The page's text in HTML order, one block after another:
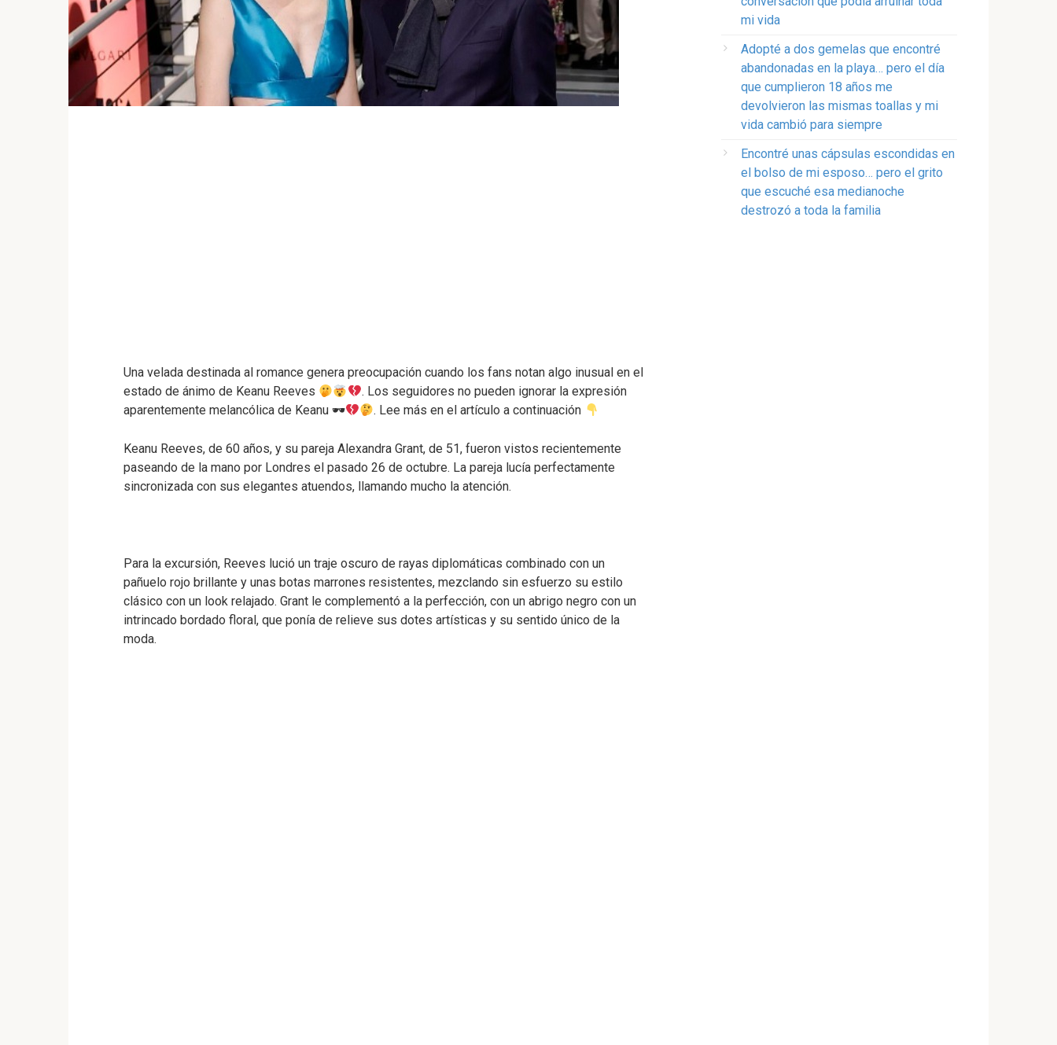
Una velada destinada al romance genera preocupación cuando los fans notan algo inusual en el
estado de ánimo de Keanu Reeves
. Los seguidores no pueden ignorar la expresión
aparentemente melancólica de Keanu 🕶
. Lee más en el artículo a continuación
Keanu Reeves, de 60 años, y su pareja Alexandra Grant, de 51, fueron vistos recientemente
paseando de la mano por Londres el pasado 26 de octubre. La pareja lucía perfectamente
sincronizada con sus elegantes atuendos, llamando mucho la atención.
Para la excursión, Reeves lució un traje oscuro de rayas diplomáticas combinado con un
pañuelo rojo brillante y unas botas marrones resistentes, mezclando sin esfuerzo su estilo
clásico con un look relajado. Grant le complementó a la perfección, con un abrigo negro con un
intrincado bordado floral, que ponía de relieve sus dotes artísticas y su sentido único de la
moda.
mi vida
Adopté a dos gemelas que encontré
abandonadas en la playa… pero el día
que cumplieron 18 años me
devolvieron las mismas toallas y mi
vida cambió para siempre
Encontré unas cápsulas escondidas en
el bolso de mi esposo… pero el grito
que escuché esa medianoche
destrozó a toda la familia